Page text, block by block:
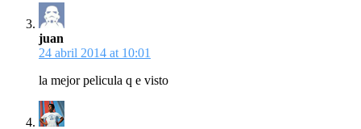
juan
24 abril 2014 at 10:01
la mejor pelicula q e visto